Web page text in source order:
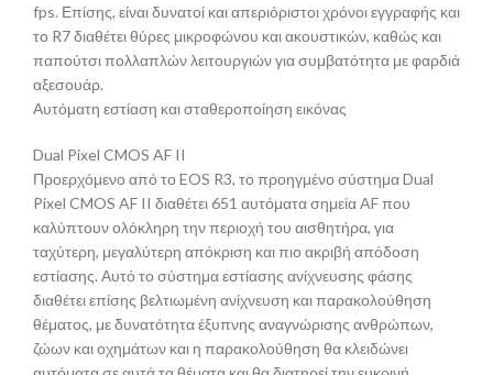
fps. Επίσης, είναι δυνατοί και απεριόριστοι χρόνοι εγγραφής και
το R7 διαθέτει θύρες μικροφώνου και ακουστικών, καθώς και
παπούτσι πολλαπλών λειτουργιών για συμβατότητα με φαρδιά
αξεσουάρ.
Αυτόματη εστίαση και σταθεροποίηση εικόνας
Dual Pixel CMOS AF II
Προερχόμενο από το EOS R3, το προηγμένο σύστημα Dual
Pixel CMOS AF II διαθέτει 651 αυτόματα σημεία AF που
καλύπτουν ολόκληρη την περιοχή του αισθητήρα, για
ταχύτερη, μεγαλύτερη απόκριση και πιο ακριβή απόδοση
εστίασης. Αυτό το σύστημα εστίασης ανίχνευσης φάσης
διαθέτει επίσης βελτιωμένη ανίχνευση και παρακολούθηση
θέματος, με δυνατότητα έξυπνης αναγνώρισης ανθρώπων,
ζώων και οχημάτων και η παρακολούθηση θα κλειδώνει